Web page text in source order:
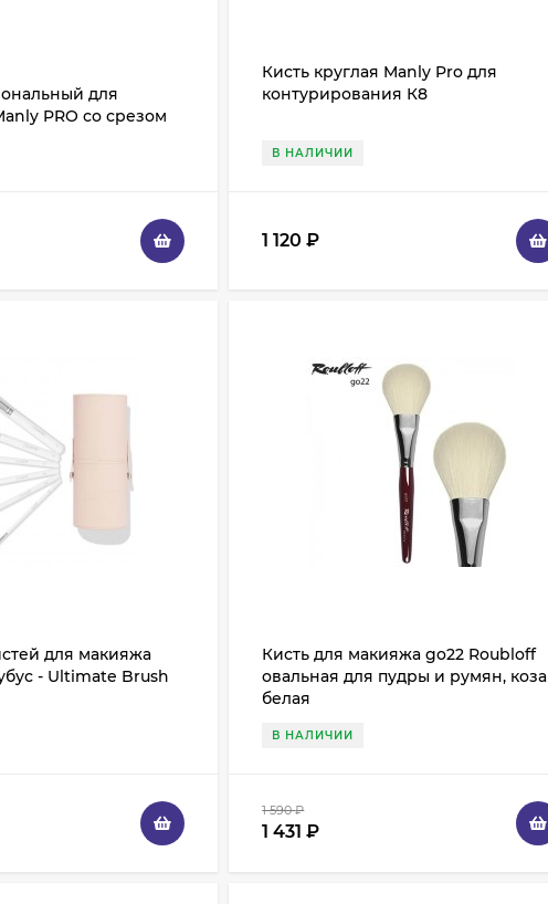
для
PRO со срезом
Кисть круглая Manly Pro для
контурирования К8
В НАЛИЧИИ
1 120₽
для макияжа
- Ultimate Brush
Кисть для макияжа go22 Roubloff
овальная для пудры и румян, коза
белая
В НАЛИЧИИ
1 590₽
1 431₽